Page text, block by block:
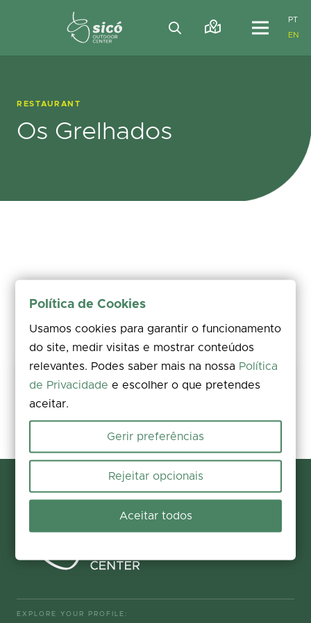
PT
EN
RESTAURANT
Os Grelhados
Share your experience
Rate, leave a comment, and add photos. Your feedback improves the
EXPLORE YOUR PROFILE:
Política de Cookies
Usamos cookies para garantir o funcionamento
do site, medir visitas e mostrar conteúdos
relevantes. Podes saber mais na nossa Política
de Privacidade e escolher o que pretendes
aceitar.
Gerir preferências
Rejeitar opcionais
Aceitar todos